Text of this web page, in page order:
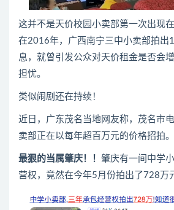
这并不是天价校园小卖部第一次出现
在2016年，广西南宁三中小卖部拍出
息，就曾引发公众对天价租金是否会
担忧。
类似闹剧还在持续！
近日，广东茂名当地网友称，茂名市
卖部正在以每年超百万元的价格招拍。
最狠的当属肇庆！！ 肇庆有一间中学
营权，竟然在今年5月份拍出了728万